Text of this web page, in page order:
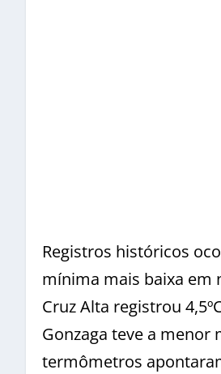
Registros históricos
mínima mais baixa em
Cruz Alta registrou
Gonzaga teve a menor
termômetros